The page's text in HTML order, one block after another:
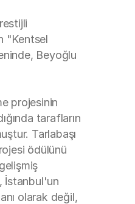
"Kentsel
Beyoğlu
projesinin
tarafların
Tarlabaşı
ödülünü
İstanbul'un
olarak değil,